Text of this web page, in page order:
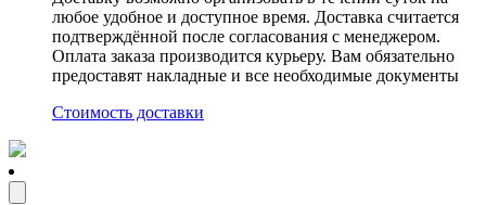
любое удобное и доступное время. Доставка считается
подтверждённой после согласования с менеджером.
Оплата заказа производится курьеру. Вам обязательно
предоставят накладные и все необходимые документы
Стоимость доставки